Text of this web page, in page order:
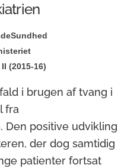
Sundhed
(2015-16)
i brugen af tvang i
fra
Den positive udvikling
der dog samtidig
patienter fortsat